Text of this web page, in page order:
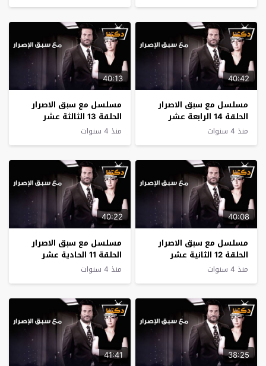
40:42
مسلسل مع سبق الاصرار
الحلقة 14 الرابعة عشر
منذ 4 سنوات
40:13
مسلسل مع سبق الاصرار
الحلقة 13 الثالثة عشر
منذ 4 سنوات
40:08
مسلسل مع سبق الاصرار
الحلقة 12 الثانية عشر
منذ 4 سنوات
40:22
مسلسل مع سبق الاصرار
الحلقة 11 الحادية عشر
منذ 4 سنوات
38:25
41:41